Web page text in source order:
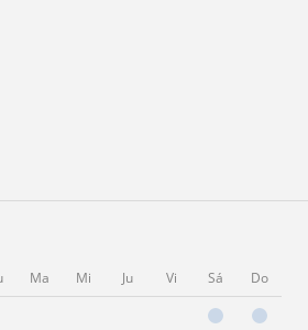
Ma Mi Ju Vi Sá Do